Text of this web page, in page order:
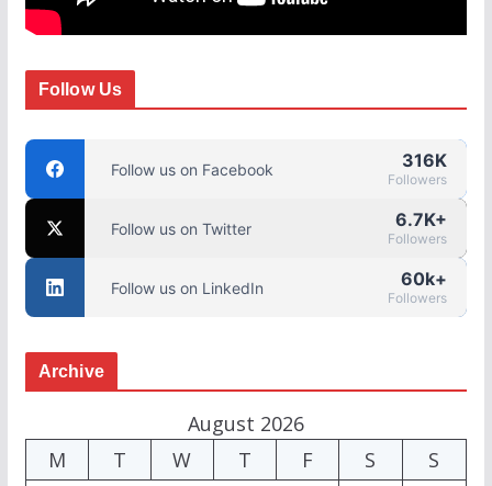
Follow Us
Follow us on Facebook 316K
Followers
Follow us on Twitter 6.7K+
Followers
Follow us on LinkedIn 60k+
Followers
Archive
August 2026
M
T W T F S
S